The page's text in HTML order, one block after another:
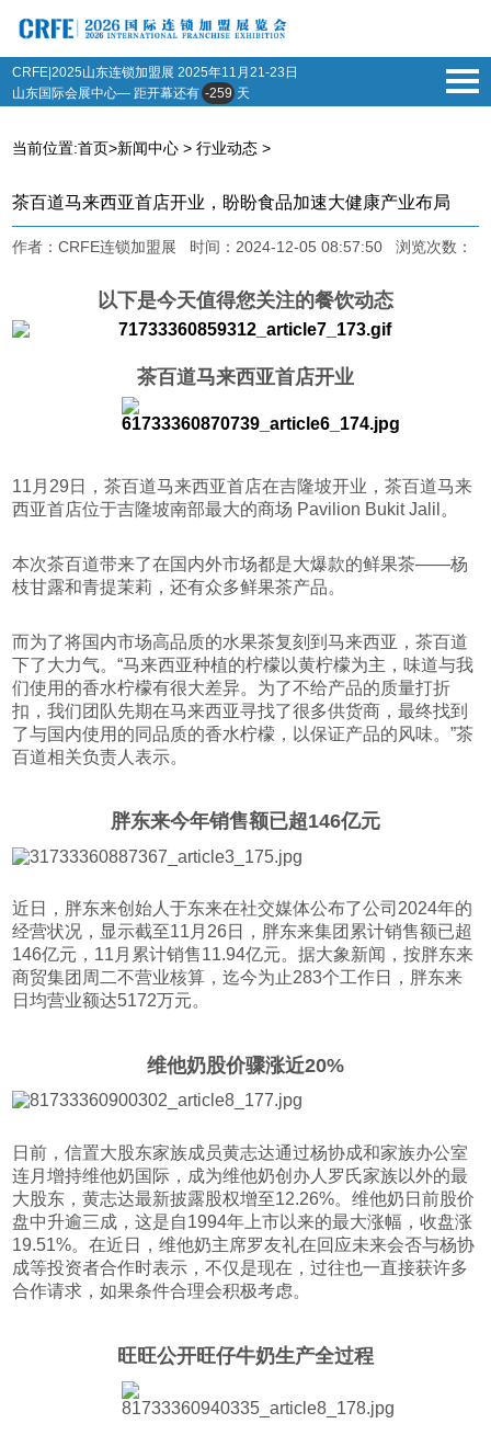
CRFE|2025山东连锁加盟展2025年11月21-23日
山东国际会展中心— 距开幕还有 -259 天
当前位置:首页>新闻中心 >行业动态 >
茶百道马来西亚首店开业，盼盼食品加速大健康产业布局
作者：CRFE连锁加盟展 时间：2024-12-05 08:57:50 浏览次数：
以下是今天值得您关注的餐饮动态
茶百道马来西亚首店开业
11月29日，茶百道马来西亚首店在吉隆坡开业，茶百道马来
西亚首店位于吉隆坡南部最大的商场 Pavilion Bukit Jalil。
本次茶百道带来了在国内外市场都是大爆款的鲜果茶——杨
枝甘露和青提茉莉，还有众多鲜果茶产品。
而为了将国内市场高品质的水果茶复刻到马来西亚，茶百道
下了大力气。“马来西亚种植的柠檬以黄柠檬为主，味道与我
们使用的香水柠檬有很大差异。为了不给产品的质量打折
扣，我们团队先期在马来西亚寻找了很多供货商，最终找到
了与国内使用的同品质的香水柠檬，以保证产品的风味。”茶
百道相关负责人表示。
胖东来今年销售额已超146亿元
近日，胖东来创始人于东来在社交媒体公布了公司2024年的
经营状况，显示截至11月26日，胖东来集团累计销售额已超
146亿元，11月累计销售11.94亿元。据大象新闻，按胖东来
商贸集团周二不营业核算，迄今为止283个工作日，胖东来
日均营业额达5172万元。
维他奶股价骤涨近20%
日前，信置大股东家族成员黄志达通过杨协成和家族办公室
连月增持维他奶国际，成为维他奶创办人罗氏家族以外的最
大股东，黄志达最新披露股权增至12.26%。维他奶日前股价
盘中升逾三成，这是自1994年上市以来的最大涨幅，收盘涨
19.51%。在近日，维他奶主席罗友礼在回应未来会否与杨协
成等投资者合作时表示，不仅是现在，过往也一直接获许多
合作请求，如果条件合理会积极考虑。
旺旺公开旺仔牛奶生产全过程